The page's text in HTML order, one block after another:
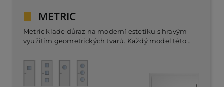
METRIC
Metric klade důraz na moderní estetiku s hravým
využitím geometrických tvarů. Každý model této
výplní, které dodávají interiéru dynamiku a
otevřenost, aniž by ztrácel na funkčnosti.
komplet od 11.180,- Kč bez DPH